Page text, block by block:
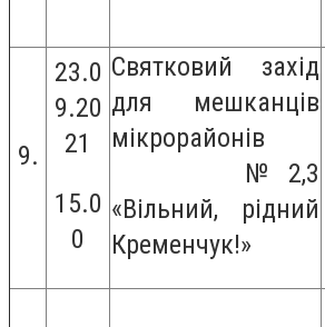
9.
23.0
9.20
21
15.0
0
Святковий захід
для мешканців
мікрорайонів
№ 2,3
«Вільний, рідний
Кременчук!»